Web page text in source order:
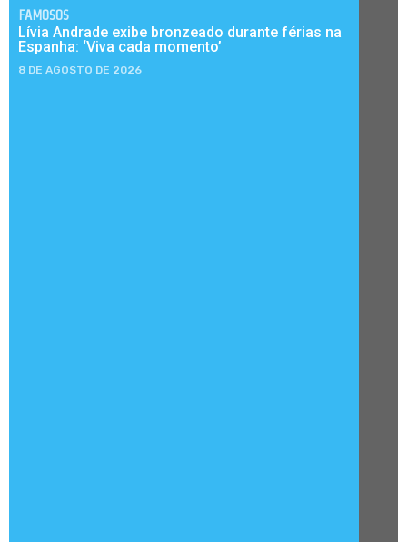
FAMOSOS
Lívia Andrade exibe bronzeado durante férias na
Espanha: ‘Viva cada momento’
8 DE AGOSTO DE 2026